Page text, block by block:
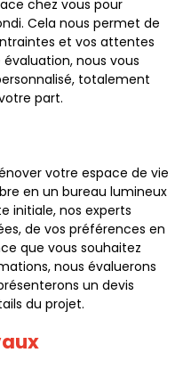
chez vous pour
Cela nous permet de
et vos attentes
nous vous
totalement
part.
votre espace de vie
en un bureau lumineux
initiale, nos experts
de vos préférences en
que vous souhaitez
nous évaluerons
un devis
du projet.